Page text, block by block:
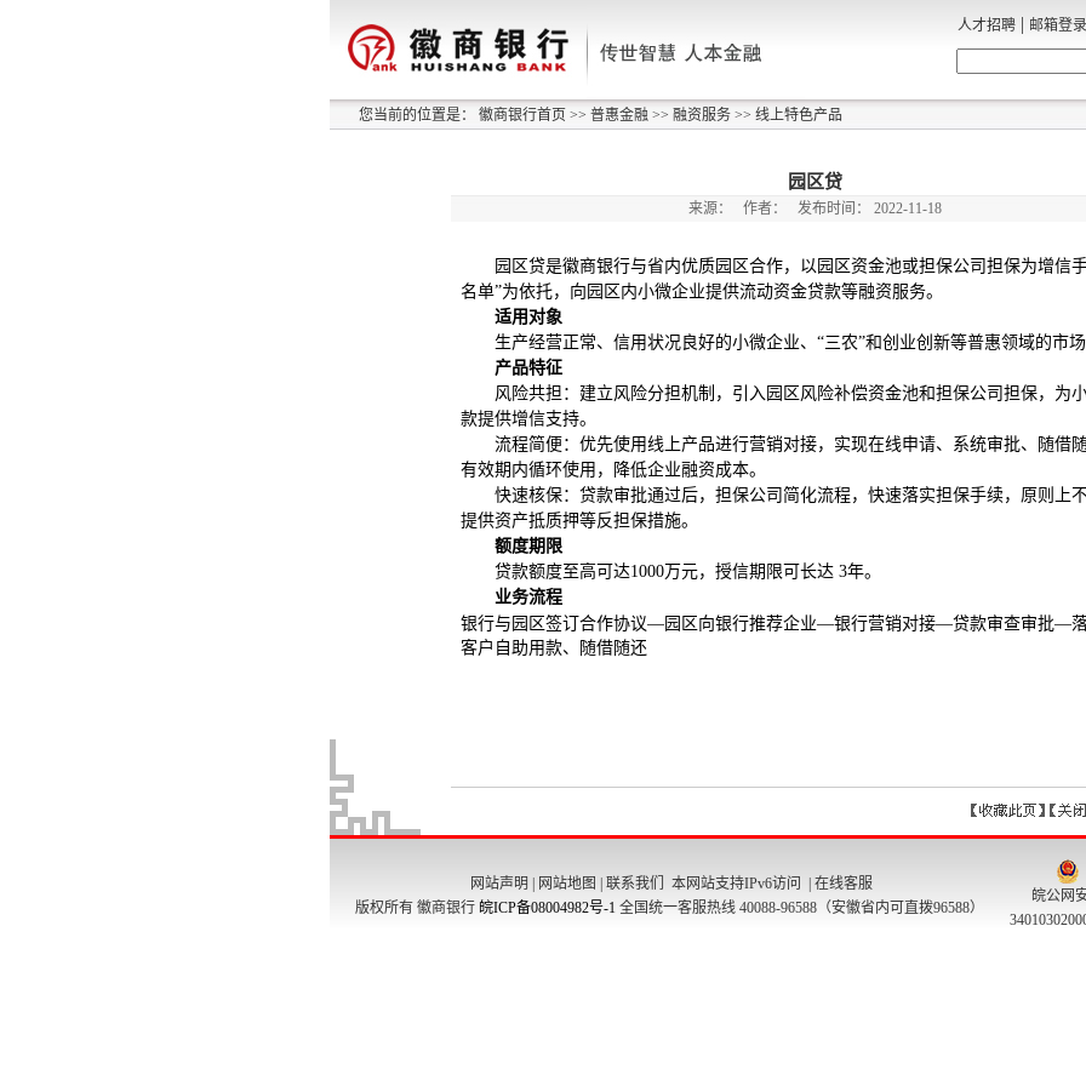
人才招聘 | 邮箱登录
您当前的位置是： 徽商银行首页 >> 普惠金融 >> 融资服务 >> 线上特色产品
园区贷
来源： 作者： 发布时间： 2022-11-18
网站声明 网站地图 联系我们 本网站支持IPv6访问 | 在线客服
版权所有 徽商银行 皖ICP备08004982号-1 全国统一客服热线 40088-96588（安徽省内可直拨96588）
皖公网